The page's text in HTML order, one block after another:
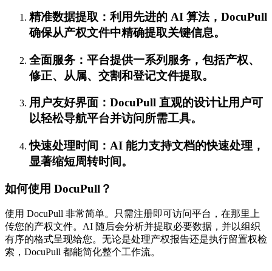
精准数据提取：利用先进的 AI 算法，DocuPull
确保从产权文件中精确提取关键信息。
全面服务：平台提供一系列服务，包括产权、
修正、从属、交割和登记文件提取。
用户友好界面：DocuPull 直观的设计让用户可
以轻松导航平台并访问所需工具。
快速处理时间：AI 能力支持文档的快速处理，
显著缩短周转时间。
如何使用 DocuPull？
使用 DocuPull 非常简单。只需注册即可访问平台，在那里上
传您的产权文件。AI 随后会分析并提取必要数据，并以组织
有序的格式呈现给您。无论是处理产权报告还是执行留置权检
索，DocuPull 都能简化整个工作流。